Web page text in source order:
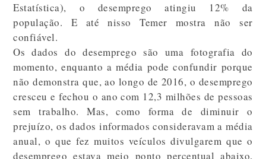
Estatística), o desemprego atingiu 12% da
população. E até nisso Temer mostra não ser
confiável.
Os dados do desemprego são uma fotografia do
momento, enquanto a média pode confundir porque
não demonstra que, ao longo de 2016, o desemprego
cresceu e fechou o ano com 12,3 milhões de pessoas
sem trabalho. Mas, como forma de diminuir o
prejuízo, os dados informados consideravam a média
anual, o que fez muitos veículos divulgarem que o
desemprego estava meio ponto percentual abaixo,